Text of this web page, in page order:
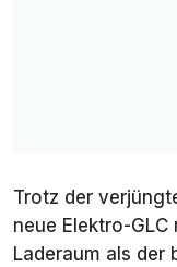
Trotz der
neue Elektro-
Laderaum als der